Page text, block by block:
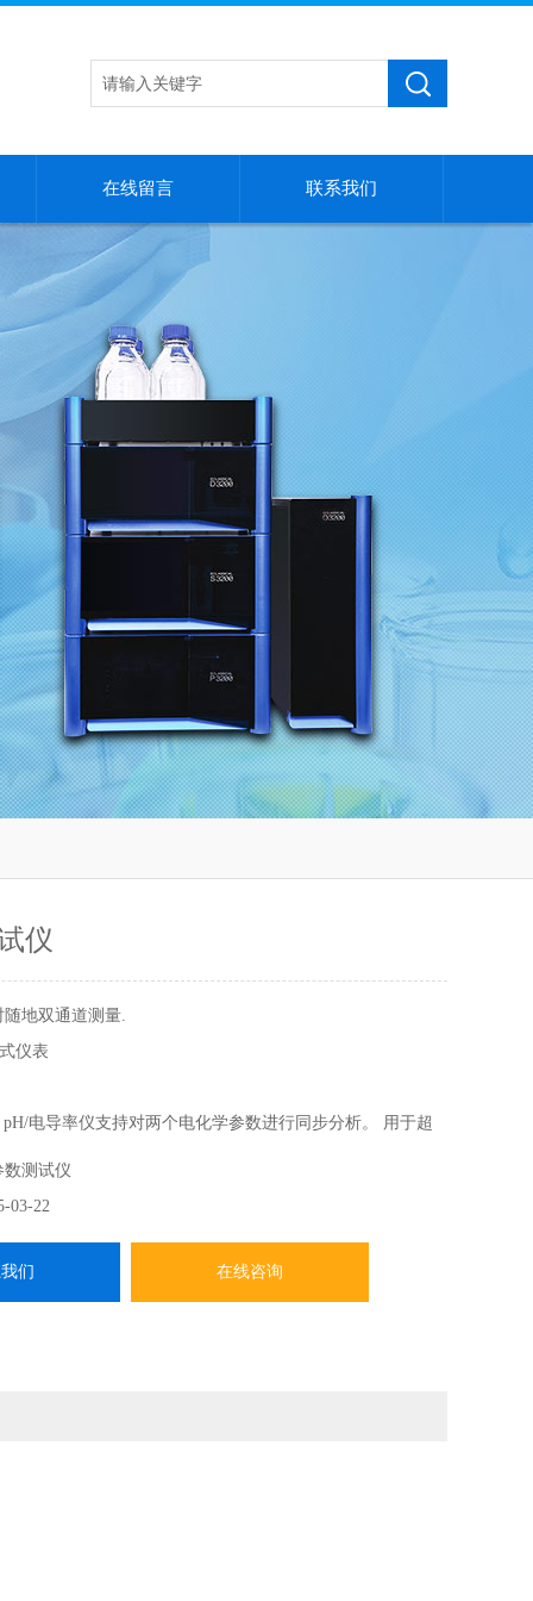
在线留言 联系我们
仪
随地双通道测量.
仪表
电导率仪支持对两个电化学参数进行同步分析。 用于超
！校准数据和历史记录存储在电极中，并在连接到仪表时
数测试仪
03-22
们 在线咨询